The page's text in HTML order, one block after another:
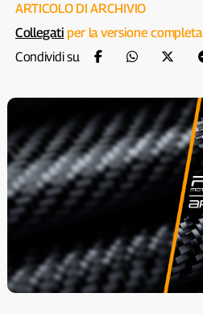
ARTICOLO DI ARCHIVIO
Collegati per la versione completa
Condividi su